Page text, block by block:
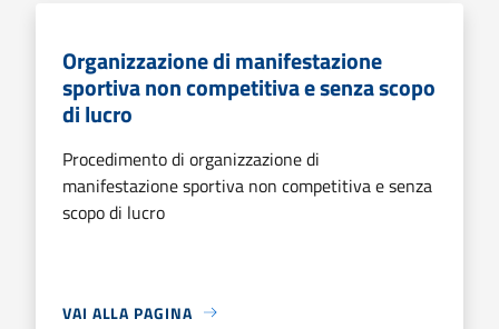
Organizzazione di manifestazione
sportiva non competitiva e senza scopo
di lucro
Procedimento di organizzazione di
manifestazione sportiva non competitiva e senza
scopo di lucro
VAI ALLA PAGINA